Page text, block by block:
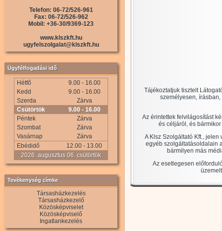
Telefon: 06-72/526-961
Fax: 06-72/526-962
Mobil: +36-30/9369-123
www.klszkft.hu
ugyfelszolgalat@klszkft.hu
Ügyfélfogadási idő
Hétfő
9.00 - 16.00
Kedd
9.00 - 16.00
Szerda
Zárva
Csütörtök
9.00 - 16.00
Péntek
Zárva
Szombat
Zárva
Vasárnap
Zárva
Ebédidő
12.00 - 13.00
2026. augusztus 06. csütörtök
Tevékenység címke
Társasházkezelés
Társasházkezelő
Közösképviselet
Közösképviselő
Ingatlankezelés
Tájékoztatjuk tisztelt
személyesen,
Az érintettek felvilágosítást
és céljáról, és
A Klsz Szolgáltató Kft.,
egyéb szolgáltatásoldalain
bármilyen más
Az esetlegesen